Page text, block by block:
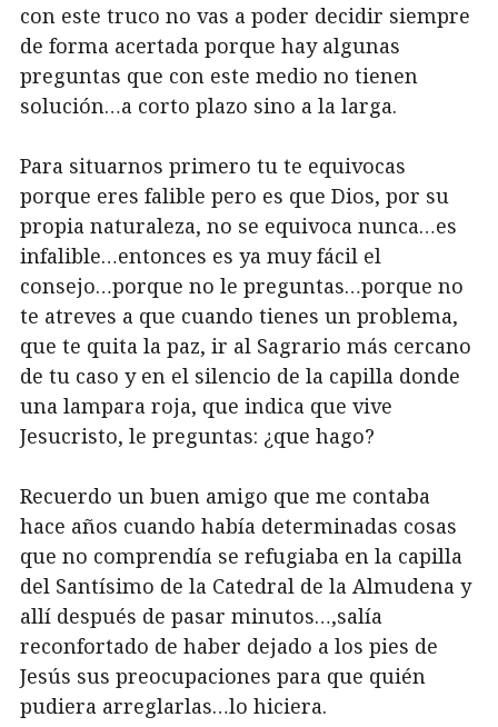
con este truco no vas a poder decidir siempre
de forma acertada porque hay algunas
preguntas que con este medio no tienen
solución…a corto plazo sino a la larga.
Para situarnos primero tu te equivocas
porque eres falible pero es que Dios, por su
propia naturaleza, no se equivoca nunca…es
infalible…entonces es ya muy fácil el
consejo…porque no le preguntas…porque no
te atreves a que cuando tienes un problema,
que te quita la paz, ir al Sagrario más cercano
de tu caso y en el silencio de la capilla donde
una lampara roja, que indica que vive
Jesucristo, le preguntas: ¿que hago?
Recuerdo un buen amigo que me contaba
hace años cuando había determinadas cosas
que no comprendía se refugiaba en la capilla
del Santísimo de la Catedral de la Almudena y
allí después de pasar minutos…,salía
reconfortado de haber dejado a los pies de
Jesús sus preocupaciones para que quién
pudiera arreglarlas…lo hiciera.